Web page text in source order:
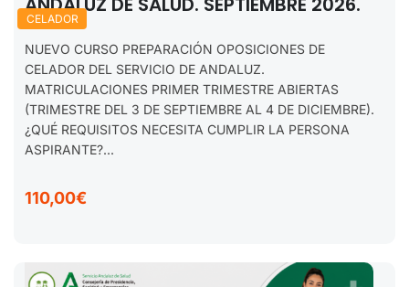
CELADOR
NUEVO CURSO PREPARACIÓN OPOSICIONES DE
CELADOR DEL SERVICIO DE ANDALUZ.
MATRICULACIONES PRIMER TRIMESTRE ABIERTAS
(TRIMESTRE DEL 3 DE SEPTIEMBRE AL 4 DE DICIEMBRE).
¿QUÉ REQUISITOS NECESITA CUMPLIR LA PERSONA
ASPIRANTE?...
110,00€